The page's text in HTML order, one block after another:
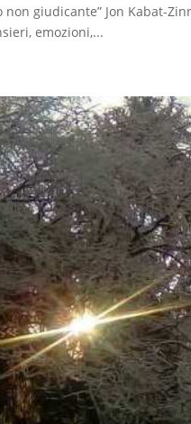
non giudicante” Jon Kabat-
emozioni,...